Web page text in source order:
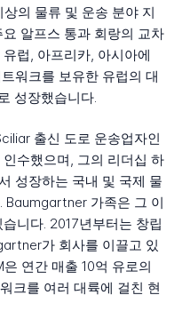
의 물류 및 운송 분야 지
알프스 통과 회랑의 교차
럽, 아프리카, 아시아에
워크를 보유한 유럽의 대
성장했습니다.
출신 도로 운송업자인
수했으며, 그의 리더십 하
성장하는 국내 및 국제 물
Baumgartner 가족은 그 이
니다. 2017년부터는 창립
가 회사를 이끌고 있
연간 매출 10억 유로의
크를 여러 대륙에 걸친 현